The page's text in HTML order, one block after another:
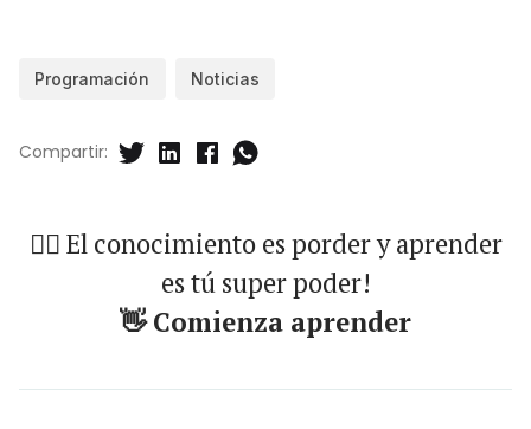
Programación Noticias
Compartir:
🐱‍🏍 El conocimiento es porder y aprender
es tú super poder!
👋 Comienza aprender